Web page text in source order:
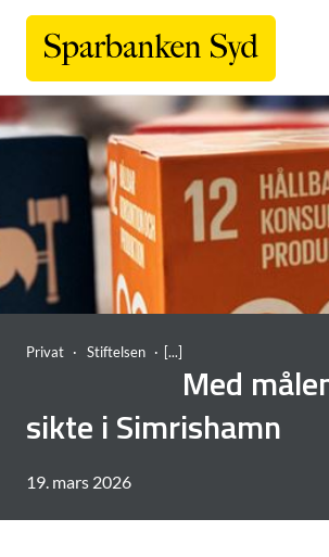
Privat Stiftelsen
Med
sikte i Simrishamn
19. mars 2026